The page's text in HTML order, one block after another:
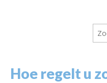
Hoe regelt u